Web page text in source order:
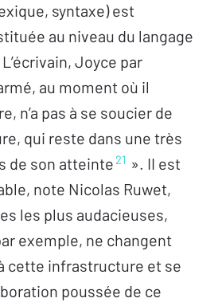
syntaxe) est
au niveau du langage
Joyce par
au moment où il
n’a pas à se soucier de
qui reste dans une très
de son atteinte 21 ». II est
note Nicolas Ruwet,
les plus audacieuses,
exemple, ne changent
cette infrastructure et se
poussée de ce